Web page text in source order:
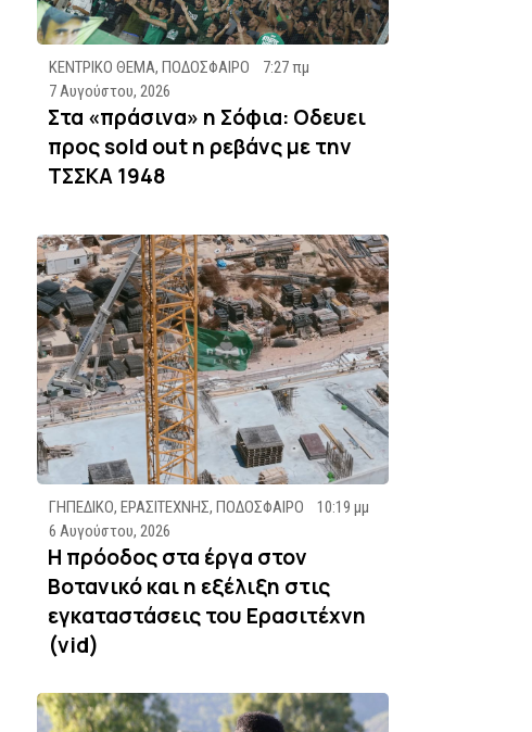
ΚΕΝΤΡΙΚΟ ΘΕΜΑ, ΠΟΔΟΣΦΑΙΡΟ
7:27 πμ
7 Αυγούστου, 2026
Στα «πράσινα» η Σόφια: Οδευει
προς sold out η ρεβάνς με την
ΤΣΣΚΑ 1948
ΓΗΠΕΔΙΚΟ, ΕΡΑΣΙΤΕΧΝΗΣ, ΠΟΔΟΣΦΑΙΡΟ
10:19 μμ
6 Αυγούστου, 2026
Η πρόοδος στα έργα στον
Βοτανικό και η εξέλιξη στις
εγκαταστάσεις του Ερασιτέχνη
(vid)